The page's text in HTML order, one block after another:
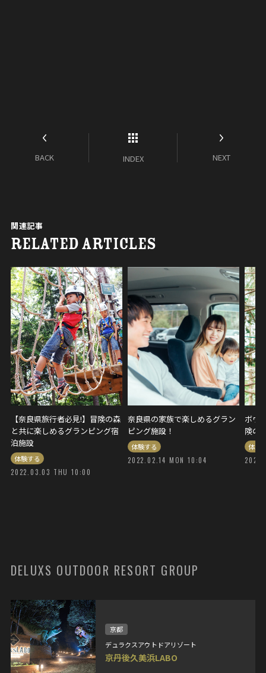
BACK INDEX NEXT
関連記事
RELATED ARTICLES
【奈良県旅行者必見!】冒険の森
と共に楽しめるグランピング宿
泊施設
体験する
2022.03.03 THU 10:00
奈良県の家族で楽しめるグラン
ピング施設！
体験する
2022.02.14 MON 10:04
ボウ
険の
体験
DELUXS OUTDOOR RESORT GROUP
京都
デュラクスアウトドアリゾート
京丹後久美浜LABO